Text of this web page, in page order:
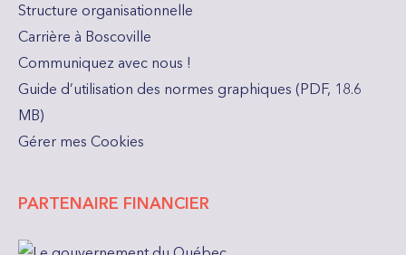
Structure organisationnelle
Carrière à Boscoville
Communiquez avec nous !
Guide d’utilisation des normes graphiques (PDF, 18.6
MB)
Gérer mes Cookies
PARTENAIRE FINANCIER